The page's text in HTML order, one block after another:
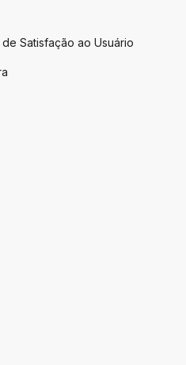
Satisfação ao Usuário